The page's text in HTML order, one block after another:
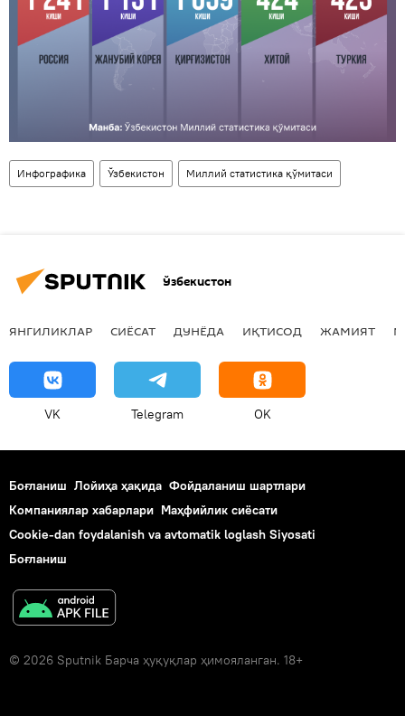
Инфографика Ўзбекистон Миллий статистика қўмитаси
Ўзбекистон
ЯНГИЛИКЛАР СИЁСАТ ДУНЁДА ИҚТИСОД ЖАМИЯТ
VK Telegram OK
Боғланиш Лойиҳа ҳақида Фойдаланиш шартлари
Компаниялар хабарлари Маҳфийлик сиёсати
Cookie-dan foydalanish va avtomatik loglash Siyosati
Боғланиш
© 2026 Sputnik Барча ҳуқуқлар ҳимояланган. 18+